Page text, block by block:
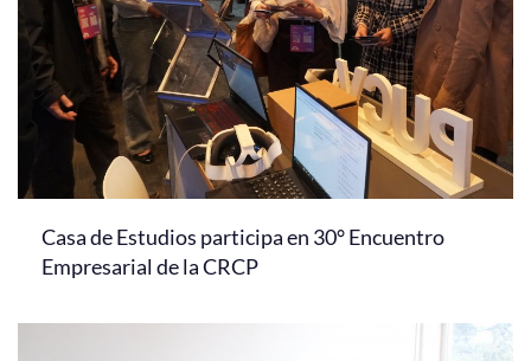
Casa de Estudios participa en 30° Encuentro
Empresarial de la CRCP